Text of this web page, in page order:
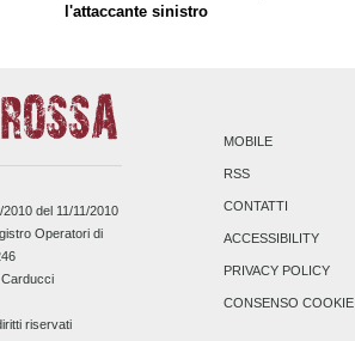
l'attaccante sinistro
del 11/11/2010
Operatori di
riservati
MOBILE
RSS
CONTATTI
ACCESSIBILITY
PRIVACY POLICY
CONSENSO COOKIE